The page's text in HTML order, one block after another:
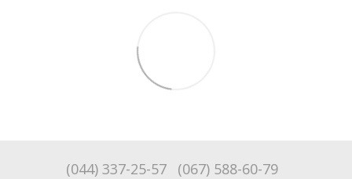
(044) 337-25-57 (067) 588-60-79